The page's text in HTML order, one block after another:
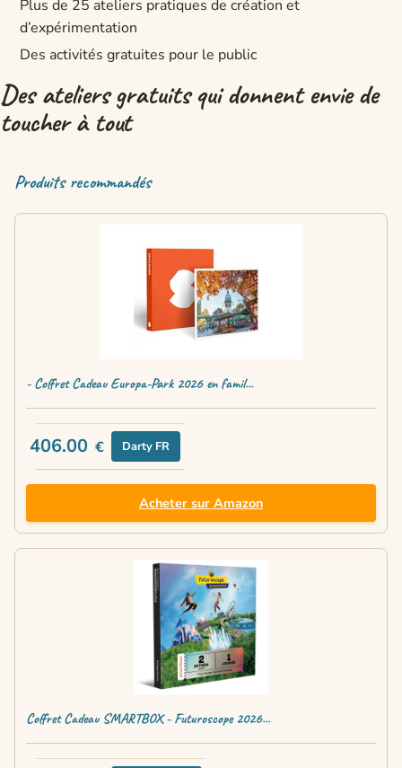
Plus de 25 ateliers pratiques de création et
d’expérimentation
Des activités gratuites pour le public
Des ateliers gratuits qui donnent envie de
toucher à tout
Produits recommandés
- Coffret Cadeau Europa-Park 2026 en famil...
406.00 € Darty FR
Acheter sur Amazon
Coffret Cadeau SMARTBOX - Futuroscope 2026...